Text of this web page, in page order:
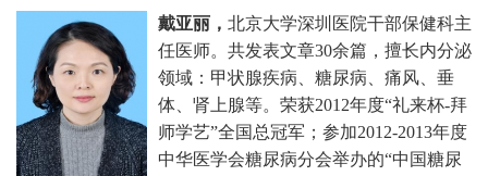
戴亚丽， 北京大学深圳医院干部保健科主
任医师。 共发表文章30余篇，擅长内分泌
领域：甲状腺疾病、糖尿病、痛风、垂
体、肾上腺等。 荣获2012年度“礼来杯-拜
师学艺”全国总冠军； 参加2012-2013年度
中华医学会糖尿病分会举办的“中国糖尿